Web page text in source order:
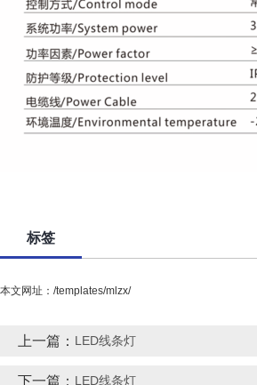
标签
本文网址：/templates/mlzx/
上一篇： LED线条灯
下一篇： LED线条灯